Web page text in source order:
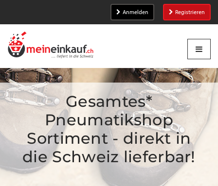
Anmelden Registrieren
Gesamtes*
Pneumatikshop
Sortiment - direkt in
die Schweiz lieferbar!